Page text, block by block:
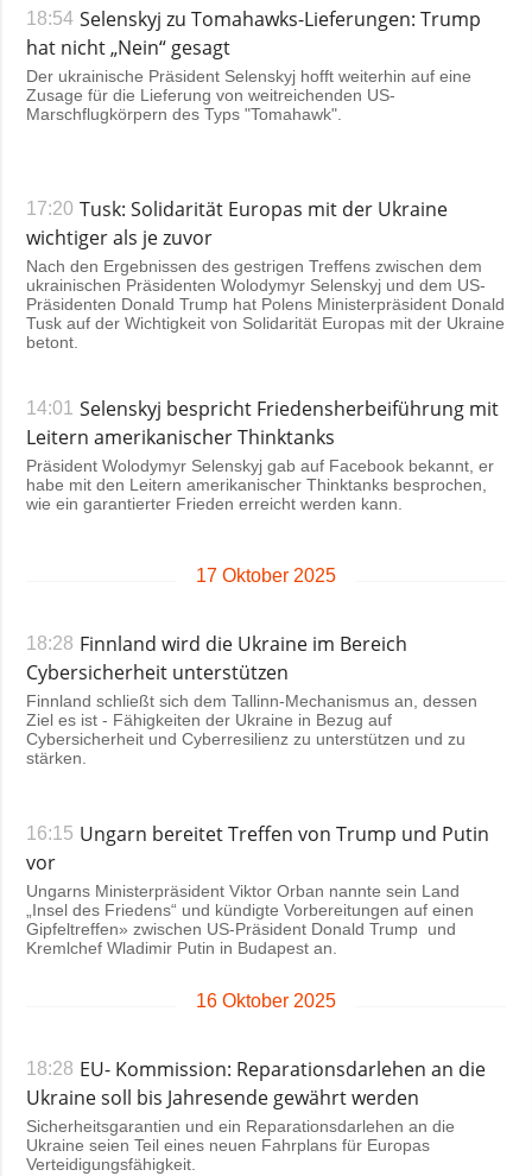
18:54 Selenskyj zu Tomahawks-Lieferungen: Trump
hat nicht „Nein“ gesagt
Der ukrainische Präsident Selenskyj hofft weiterhin auf eine
Zusage für die Lieferung von weitreichenden US-
Marschflugkörpern des Typs "Tomahawk".
17:20 Tusk: Solidarität Europas mit der Ukraine
wichtiger als je zuvor
Nach den Ergebnissen des gestrigen Treffens zwischen dem
ukrainischen Präsidenten Wolodymyr Selenskyj und dem US-
Präsidenten Donald Trump hat Polens Ministerpräsident Donald
Tusk auf der Wichtigkeit von Solidarität Europas mit der Ukraine
betont.
14:01 Selenskyj bespricht Friedensherbeiführung mit
Leitern amerikanischer Thinktanks
Präsident Wolodymyr Selenskyj gab auf Facebook bekannt, er
habe mit den Leitern amerikanischer Thinktanks besprochen,
wie ein garantierter Frieden erreicht werden kann.
17 Oktober 2025
18:28 Finnland wird die Ukraine im Bereich
Cybersicherheit unterstützen
Finnland schließt sich dem Tallinn-Mechanismus an, dessen
Ziel es ist - Fähigkeiten der Ukraine in Bezug auf
Cybersicherheit und Cyberresilienz zu unterstützen und zu
stärken.
16:15 Ungarn bereitet Treffen von Trump und Putin
vor
Ungarns Ministerpräsident Viktor Orban nannte sein Land
„Insel des Friedens“ und kündigte Vorbereitungen auf einen
Gipfeltreffen» zwischen US-Präsident Donald Trump und
Kremlchef Wladimir Putin in Budapest an.
16 Oktober 2025
18:28 EU- Kommission: Reparationsdarlehen an die
Ukraine soll bis Jahresende gewährt werden
Sicherheitsgarantien und ein Reparationsdarlehen an die
Ukraine seien Teil eines neuen Fahrplans für Europas
Verteidigungsfähigkeit.